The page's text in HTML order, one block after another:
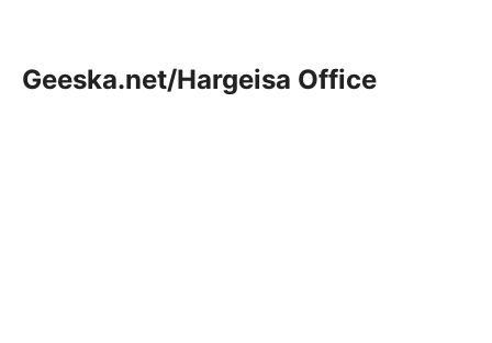
Geeska.net/Hargeisa Office